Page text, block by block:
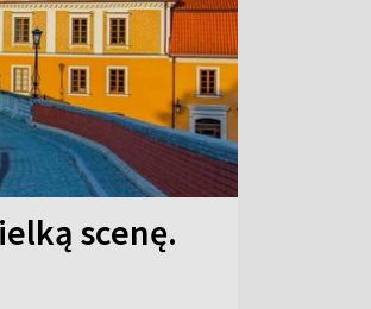
scenę.